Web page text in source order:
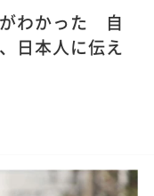
がわかった 自
日本人に伝え